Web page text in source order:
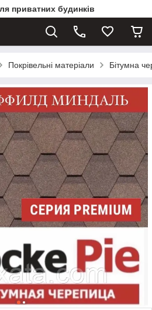
приватних будинків
Покрівельні матеріали Бітумна